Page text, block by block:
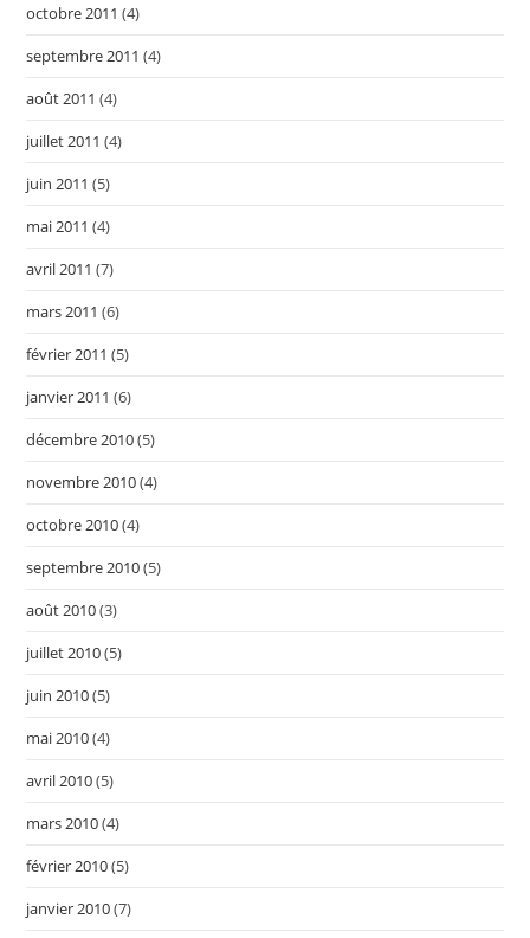
octobre 2011 (4)
septembre 2011 (4)
août 2011 (4)
juillet 2011 (4)
juin 2011 (5)
mai 2011 (4)
avril 2011 (7)
mars 2011 (6)
février 2011 (5)
janvier 2011 (6)
décembre 2010(5)
novembre 2010(4)
octobre 2010(4)
septembre 2010(5)
août 2010(3)
juillet 2010(5)
juin 2010(5)
mai 2010(4)
avril 2010(5)
mars 2010(4)
février 2010(5)
janvier 2010(7)